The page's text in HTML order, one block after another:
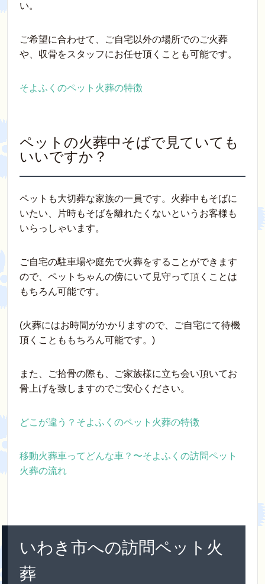
い。
ご希望に合わせて、ご自宅以外の場所でのご火葬
や、収骨をスタッフにお任せ頂くことも可能です。
そよふくのペット火葬の特徴
ペットの火葬中そばで見ていても
いいですか？
ペットも大切葬な家族の一員です。火葬中もそばに
いたい、片時もそばを離れたくないというお客様も
いらっしゃいます。
ご自宅の駐車場や庭先で火葬をすることができます
ので、ペットちゃんの傍にいて見守って頂くことは
もちろん可能です。
(火葬にはお時間がかかりますので、ご自宅にて待機
頂くことももちろん可能です。)
また、ご拾骨の際も、ご家族様に立ち会い頂いてお
骨上げを致しますのでご安心ください。
どこが違う？そよふくのペット火葬の特徴
移動火葬車ってどんな車？〜そよふくの訪問ペット
火葬の流れ
いわき市への訪問ペット火
葬